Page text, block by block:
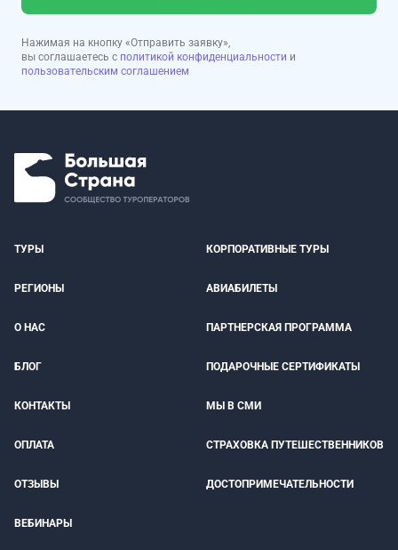
Нажимая на кнопку «Отправить заявку»,
вы соглашаетесь с политикой конфиденциальности и
пользовательским соглашением
ТУРЫ КОРПОРАТИВНЫЕ ТУРЫ
РЕГИОНЫ АВИАБИЛЕТЫ
О НАС ПАРТНЕРСКАЯ ПРОГРАММА
БЛОГ ПОДАРОЧНЫЕ СЕРТИФИКАТЫ
КОНТАКТЫ МЫ В СМИ
ОПЛАТА СТРАХОВКА ПУТЕШЕСТВЕННИКОВ
ОТЗЫВЫ ДОСТОПРИМЕЧАТЕЛЬНОСТИ
ВЕБИНАРЫ